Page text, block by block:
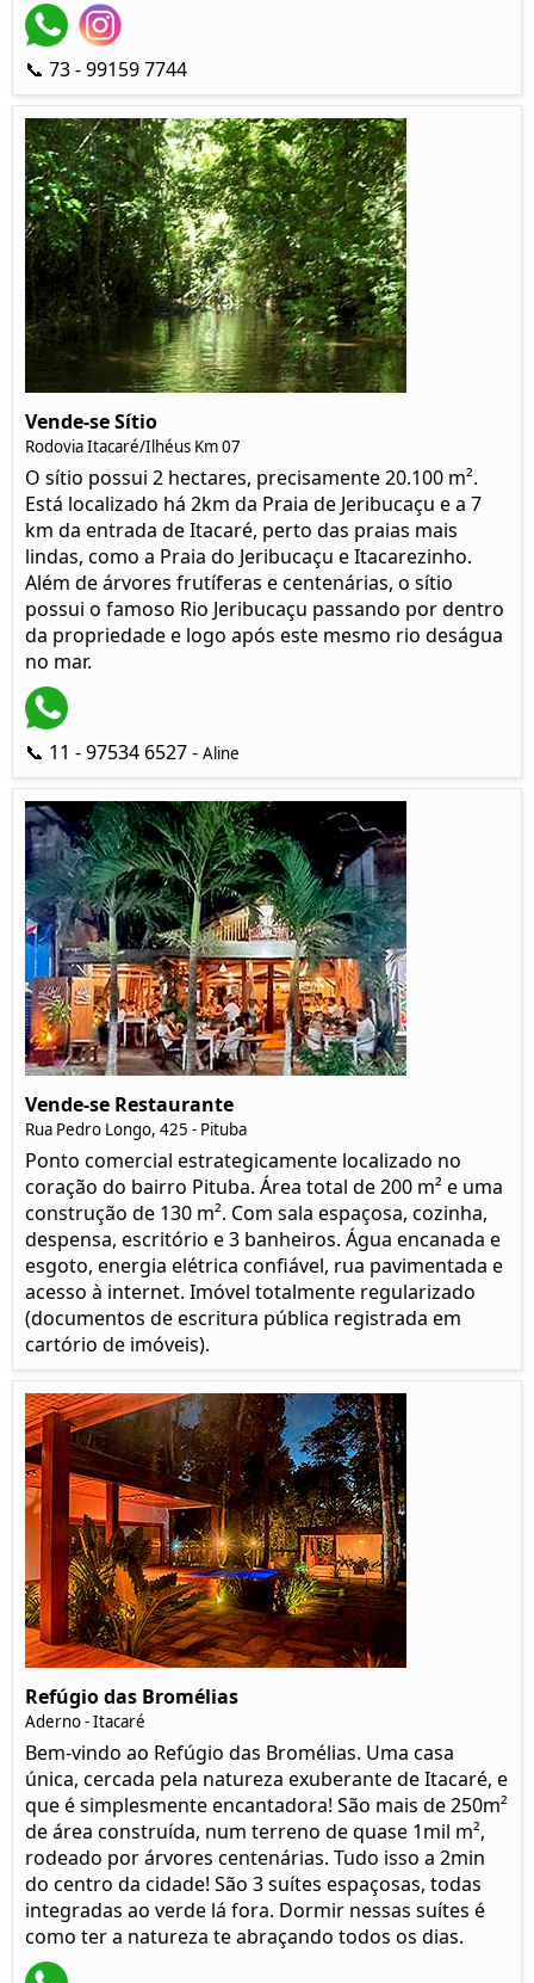
📞 73 - 99159 7744
Vende-se Sítio
Rodovia Itacaré/Ilhéus Km 07
O sítio possui 2 hectares, precisamente 20.100 m².
Está localizado há 2km da Praia de Jeribucaçu e a 7
km da entrada de Itacaré, perto das praias mais
lindas, como a Praia do Jeribucaçu e Itacarezinho.
Além de árvores frutíferas e centenárias, o sítio
possui o famoso Rio Jeribucaçu passando por dentro
da propriedade e logo após este mesmo rio deságua
no mar.
📞 11 - 97534 6527 - Aline
Vende-se Restaurante
Rua Pedro Longo, 425 - Pituba
Ponto comercial estrategicamente localizado no
coração do bairro Pituba. Área total de 200 m² e uma
construção de 130 m². Com sala espaçosa, cozinha,
despensa, escritório e 3 banheiros. Água encanada e
esgoto, energia elétrica confiável, rua pavimentada e
acesso à internet. Imóvel totalmente regularizado
(documentos de escritura pública registrada em
cartório de imóveis).
Refúgio das Bromélias
Aderno - Itacaré
Bem-vindo ao Refúgio das Bromélias. Uma casa
única, cercada pela natureza exuberante de Itacaré, e
que é simplesmente encantadora! São mais de 250m²
de área construída, num terreno de quase 1mil m²,
rodeado por árvores centenárias. Tudo isso a 2min
do centro da cidade! São 3 suítes espaçosas, todas
integradas ao verde lá fora. Dormir nessas suítes é
como ter a natureza te abraçando todos os dias.